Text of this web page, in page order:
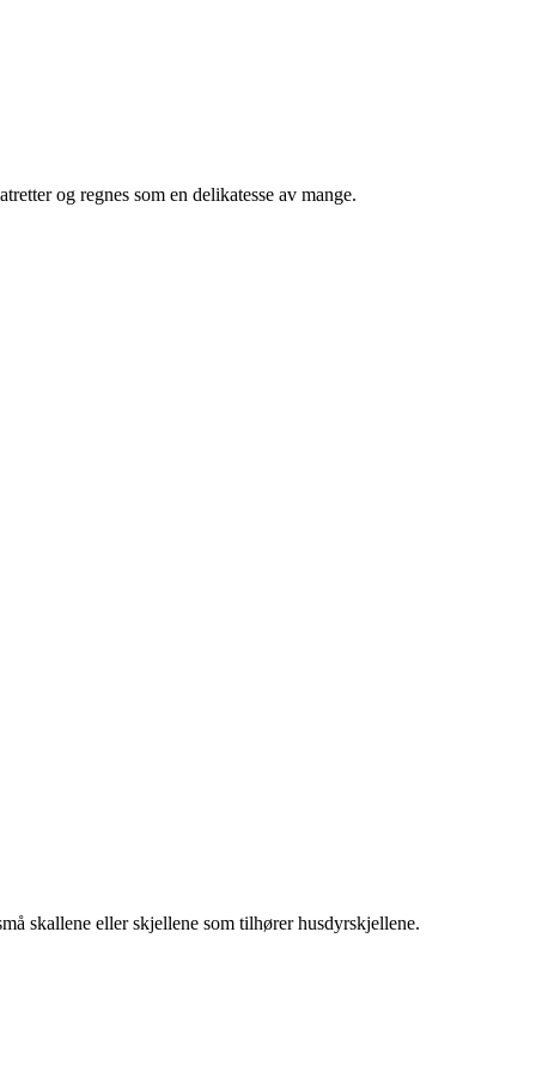
og regnes som en delikatesse av mange.
skallene eller skjellene som tilhører husdyrskjellene.